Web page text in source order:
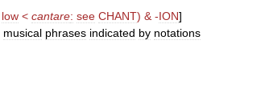
low < cantare: see CHANT) & -ION]
musical phrases indicated by notations